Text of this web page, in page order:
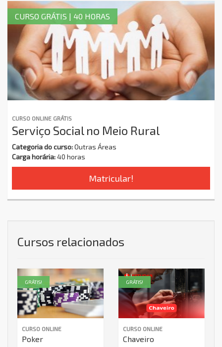
CURSO ONLINE GRÁTIS
Serviço Social no Meio Rural
Categoria do curso:Outras Áreas
Carga horária:40 horas
Matricular!
CURSO GRÁTIS | 40 HORAS
Cursos relacionados
CURSO ONLINE
Poker
GRÁTIS!
CURSO ONLINE
Chaveiro
GRÁTIS!